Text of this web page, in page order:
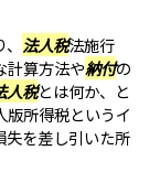
法人税法施行
計算方法や納付の
人税とは何か、と
所得税というイ
失を差し引いた所